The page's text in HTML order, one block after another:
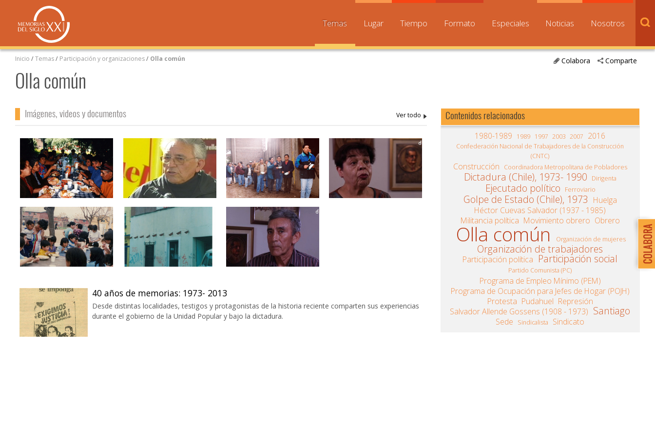
Temas Lugar Tiempo Formato Especiales Noticias Nosotros
Comparte
Colabora
Inicio /Temas/ Participación y organizaciones/ Olla común
Olla común
Imágenes, videos y documentos
40 años de memorias: 1973- 2013
Desde distintas localidades, testigos y protagonistas de la historia reciente comparten sus experiencias
durante el gobierno de la Unidad Popular y bajo la dictadura.
Contenidos relacionados
1980-1989 1989 1997 2003 2007 2016
Confederación Nacional de Trabajadores de la Construcción
(CNTC)
Construcción Coordinadora Metropolitana de Pobladores
Dictadura (Chile), 1973- 1990 Dirigenta
Ejecutado político Ferroviario
Golpe de Estado (Chile), 1973 Huelga
Héctor Cuevas Salvador (1937 - 1985)
Militancia política Movimiento obrero Obrero
Olla común Organización de mujeres
Organización de trabajadores
Participación política Participación social
Partido Comunista (PC)
Programa de Empleo Mínimo (PEM)
Programa de Ocupación para Jefes de Hogar (POJH)
Protesta Pudahuel Represión
Salvador Allende Gossens (1908 - 1973) Santiago
Sede Sindicalista Sindicato